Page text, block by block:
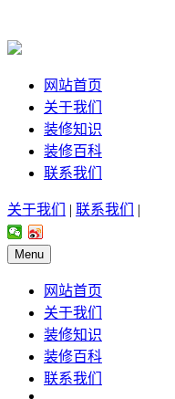
网站首页
关于我们
装修知识
装修百科
联系我们
关于我们 | 联系我们 |
Menu
网站首页
关于我们
装修知识
装修百科
联系我们